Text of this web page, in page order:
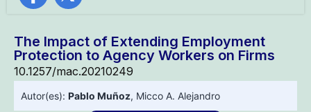
The Impact of Extending Employment
Protection to Agency Workers on Firms
10.1257/mac.20210249
Autor(es): Pablo Muñoz, Micco A. Alejandro